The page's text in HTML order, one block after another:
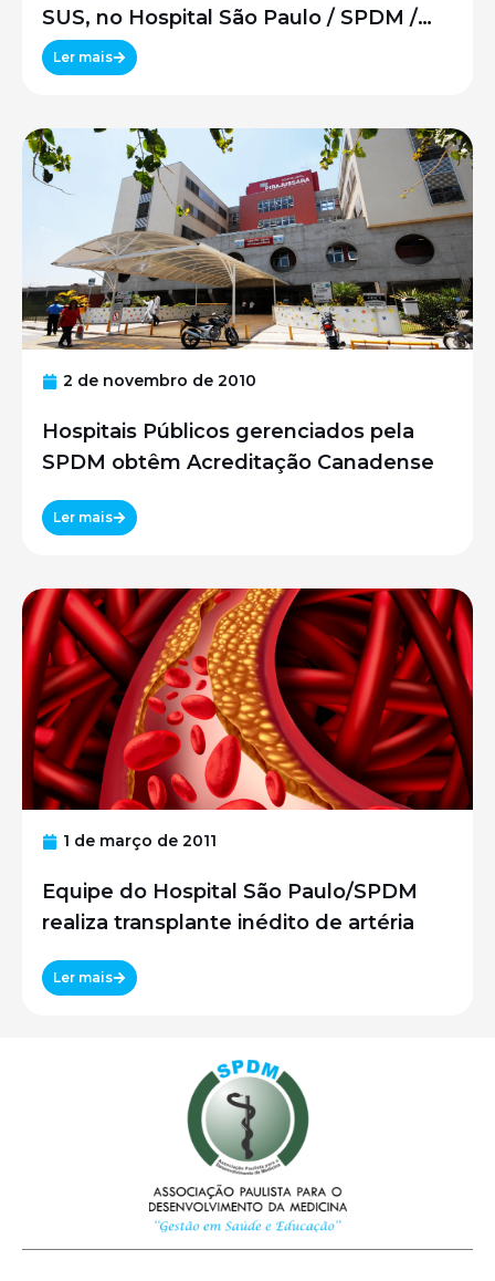
SUS, no Hospital São Paulo / SPDM /
UNIFESP
Ler mais
2 de novembro de 2010
Hospitais Públicos gerenciados pela
SPDM obtêm Acreditação Canadense
Ler mais
1 de março de 2011
Equipe do Hospital São Paulo/SPDM
realiza transplante inédito de artéria
Ler mais